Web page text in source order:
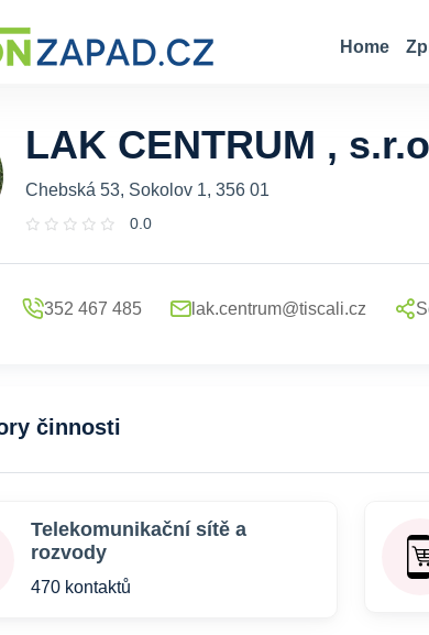
Home
LAK CENTRUM ,
Chebská 53, Sokolov 1, 356 01
0.0
352 467 485 lak.centrum@tiscali.cz
činnosti
Telekomunikační sítě a
rozvody
470 kontaktů